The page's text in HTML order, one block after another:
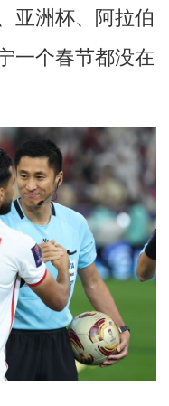
亚洲杯、阿拉伯
一个春节都没在